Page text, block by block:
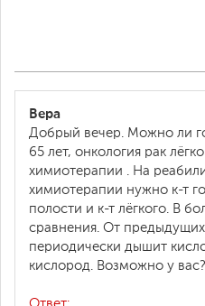
Вера
Добрый вечер. Можно ли
65 лет, онкология рак
химиотерапии . На
химиотерапии нужно к-т
полости и к-т лёгкого. В
сравнения. От
периодически дышит
кислород. Возможно у вас?